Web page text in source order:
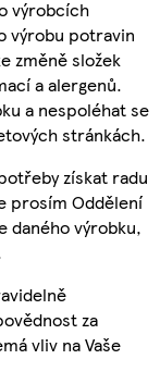
výrobcích
výrobu potravin
změně složek
a alergenů.
a nespoléhat se
stránkách.
získat radu
prosím Oddělení
daného výrobku,
za
vliv na Vaše